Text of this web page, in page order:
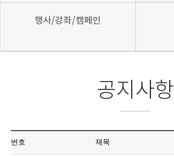
행사/강좌/캠페인
공지사항
번호 제목